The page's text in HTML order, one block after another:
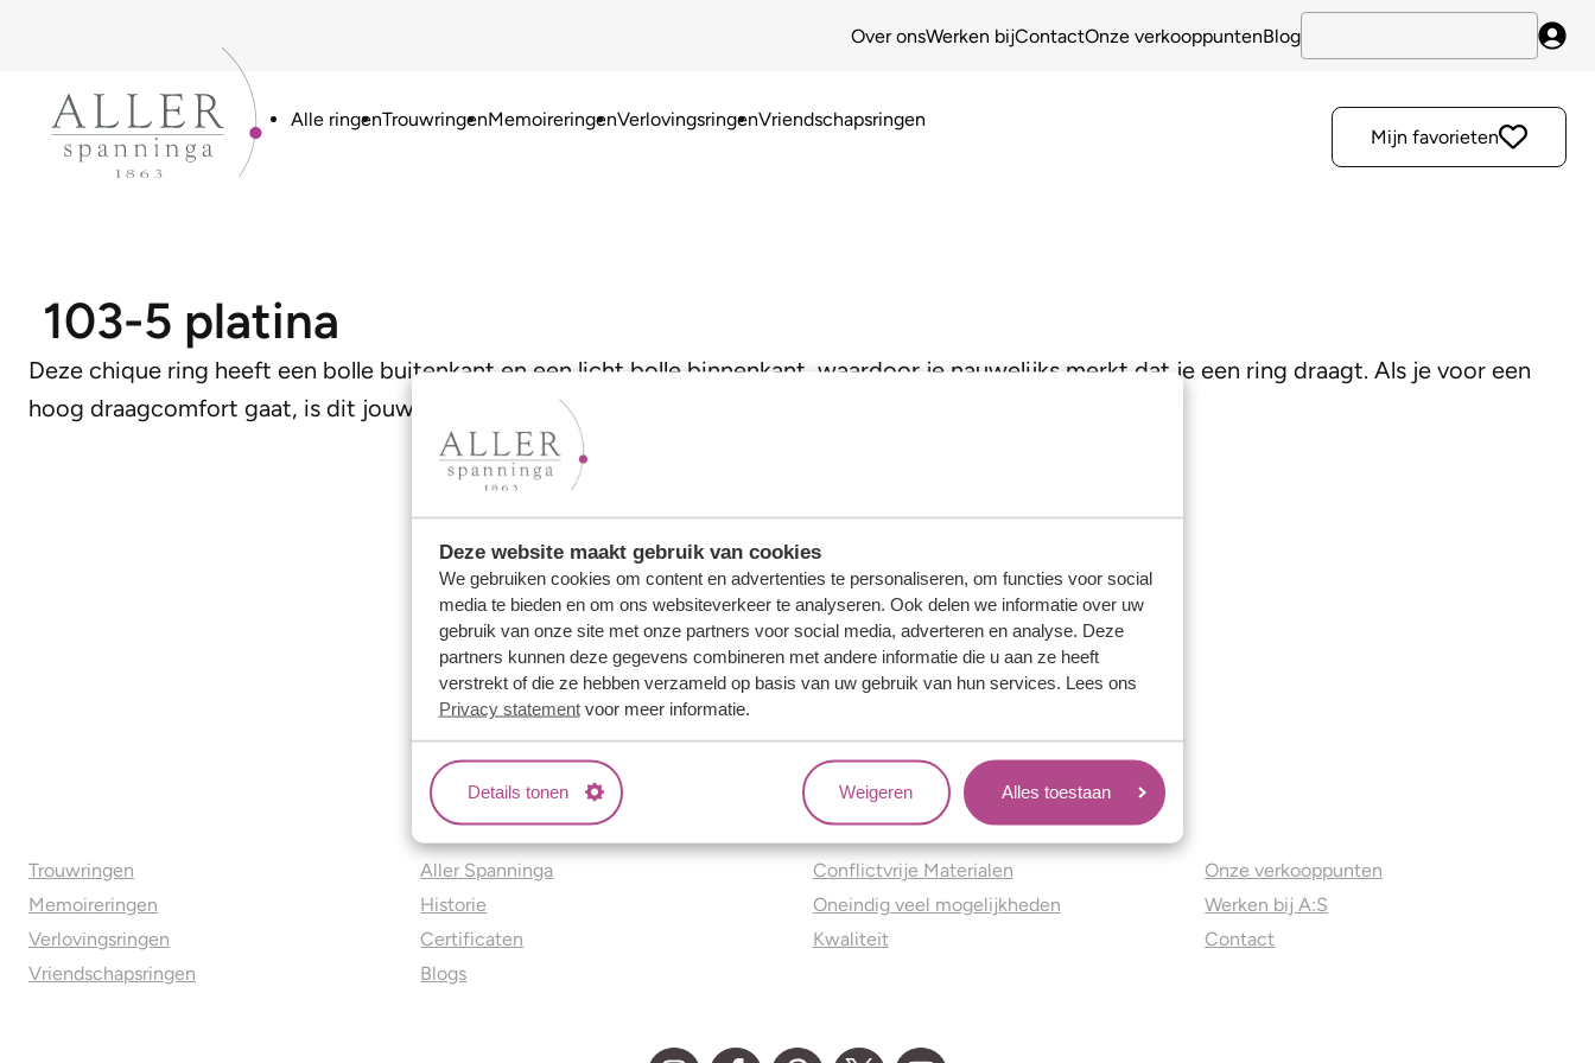
Deze website maakt gebruik van cookies
We gebruiken cookies om content en advertenties te personaliseren, om functies voor social
media te bieden en om ons websiteverkeer te analyseren. Ook delen we informatie over uw
gebruik van onze site met onze partners voor social media, adverteren en analyse. Deze
partners kunnen deze gegevens combineren met andere informatie die u aan ze heeft
verstrekt of die ze hebben verzameld op basis van uw gebruik van hun services. Lees ons
Privacy statementvoor meer informatie.
Details tonen Weigeren Alles toestaan
Over onsWerken bijContactOnze verkooppuntenBlog
Alle ringenTrouwringenMemoireringenVerlovingsringenVriendschapsringen
Mijn favorieten
103-5 platina
Deze chique ring heeft een bolle buitenkant en een licht bolle binnenkant, waardoor je nauwelijks merkt dat je een ring draagt. Als je voor een
hoog draagcomfort gaat, is dit jouw model!
Trouwringen
Memoireringen
Verlovingsringen
Vriendschapsringen
Over ons
Aller Spanninga
Historie
Certificaten
Blogs
Jouw voordelen
Conflictvrije Materialen
Oneindig veel mogelijkheden
Kwaliteit
Onze verkooppunten
Werken bij A:S
Contact